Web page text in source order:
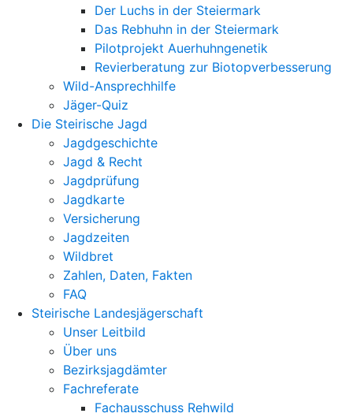
Der Luchs in der Steiermark
Das Rebhuhn in der Steiermark
Pilotprojekt Auerhuhngenetik
Revierberatung zur Biotopverbesserung
Wild-Ansprechhilfe
Jäger-Quiz
Die Steirische Jagd
Jagdgeschichte
Jagd & Recht
Jagdprüfung
Jagdkarte
Versicherung
Jagdzeiten
Wildbret
Zahlen, Daten, Fakten
FAQ
Steirische Landesjägerschaft
Unser Leitbild
Über uns
Bezirksjagdämter
Fachreferate
Fachausschuss Rehwild